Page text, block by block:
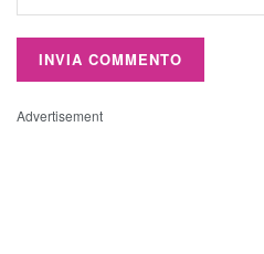
Advertisement